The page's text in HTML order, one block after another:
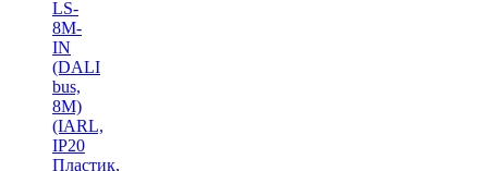
LS-
8M-
IN
(DALI
bus,
8М)
(IARL,
IP20
Пластик,